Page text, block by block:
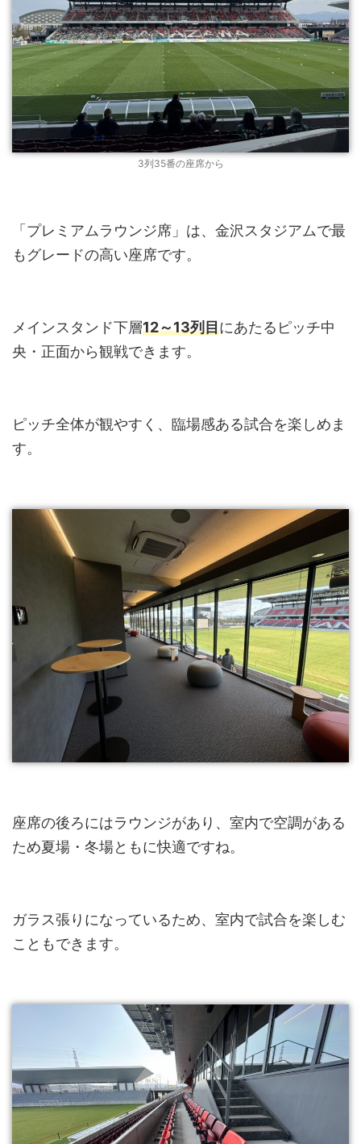
3列35番の座席から
「プレミアムラウンジ席」は、金沢スタジアムで最
もグレードの高い座席です。
メインスタンド下層12～13列目にあたるピッチ中
央・正面から観戦できます。
ピッチ全体が観やすく、臨場感ある試合を楽しめま
す。
座席の後ろにはラウンジがあり、室内で空調がある
ため夏場・冬場ともに快適ですね。
ガラス張りになっているため、室内で試合を楽しむ
こともできます。